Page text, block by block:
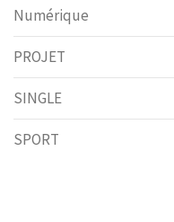
Numérique
PROJET
SINGLE
SPORT